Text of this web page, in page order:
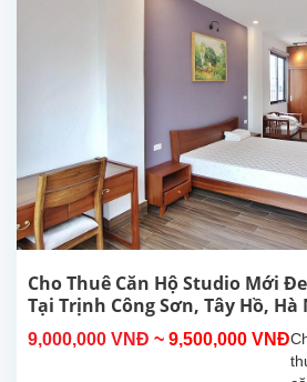
Cho Thuê Căn Hộ Studio Mới Đep và Sáng Thoáng
Tại Trịnh Công Sơn, Tây Hồ, Hà
9,000,000 VNĐ ~ 9,500,000 VNĐ